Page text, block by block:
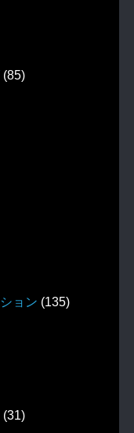
(85)
ョン (135)
(31)